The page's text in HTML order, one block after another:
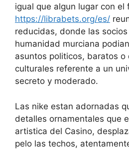
igual que algun lugar con el
https://librabets.org/es/
reducidas, donde las
humanidad murciana
asuntos politicos, baratos o
culturales referente a un
secreto y moderado.
Las nike estan adornadas
detalles ornamentales que
artistica del Casino,
pelo las techos,